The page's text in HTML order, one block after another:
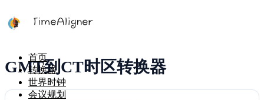
首页
转换器
世界时钟
会议规划
GMT到CT时区转换器